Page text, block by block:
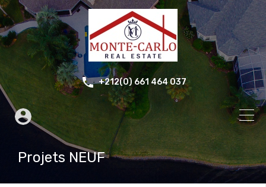
+212(0) 661 464 037
Projets NEUF